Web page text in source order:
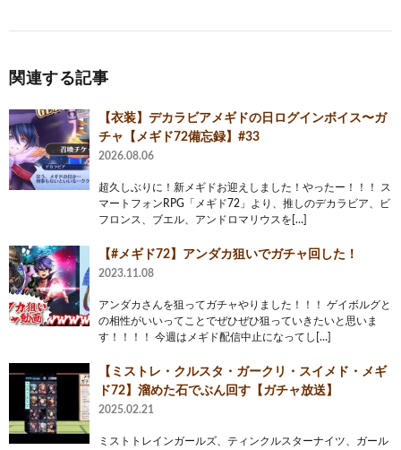
関連する記事
【衣装】デカラビアメギドの日ログインボイス〜ガ
チャ【メギド72備忘録】#33
2026.08.06
超久しぶりに！新メギドお迎えしました！やったー！！！ ス
マートフォンRPG「メギド72」より、推しのデカラビア、ビ
フロンス、ブエル、アンドロマリウスを[…]
【#メギド72】アンダカ狙いでガチャ回した！
2023.11.08
アンダカさんを狙ってガチャやりました！！！ ゲイボルグと
の相性がいいってことでぜひぜひ狙っていきたいと思いま
す！！！！ 今週はメギド配信中止になってし[…]
【ミストレ・クルスタ・ガークリ・スイメド・メギ
ド72】溜めた石でぶん回す【ガチャ放送】
2025.02.21
ミストトレインガールズ、ティンクルスターナイツ、ガール